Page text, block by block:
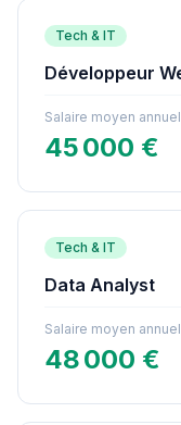
Tech & IT
Développeur
Salaire moyen
45 000 €
Tech & IT
Data Analyst
Salaire moyen
48 000 €